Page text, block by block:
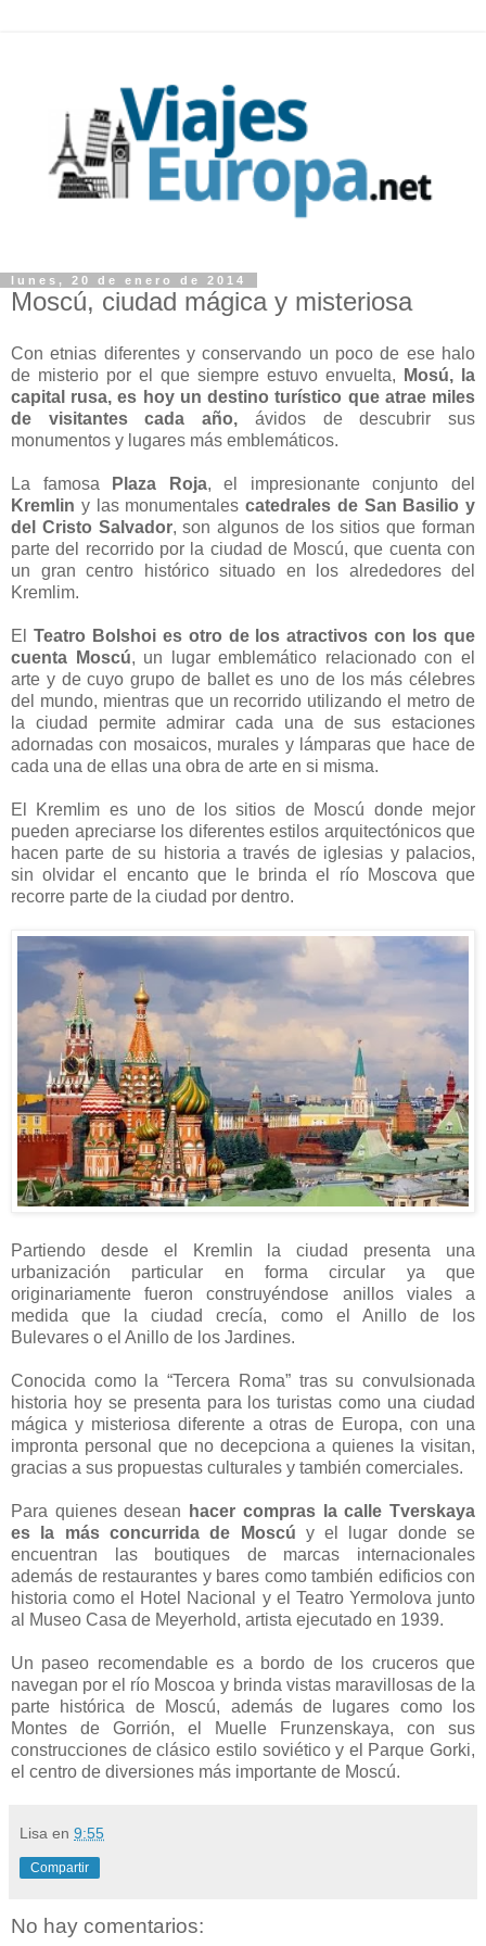
lunes, 20 de enero de 2014
Moscú, ciudad mágica y misteriosa
Con etnias diferentes y conservando un poco de ese halo
de misterio por el que siempre estuvo envuelta,
Mosú, la
capital rusa, es hoy un destino turístico que atrae miles
de visitantes cada año, ávidos de descubrir sus
monumentos y lugares más emblemáticos.
La famosa Plaza Roja, el impresionante conjunto del
Kremlin y las monumentales catedrales de San Basilio y
del Cristo Salvador, son algunos de los sitios que forman
parte del recorrido por la ciudad de Moscú, que cuenta con
un gran centro histórico situado en los alrededores del
Kremlim.
El
Teatro Bolshoi es otro de los atractivos con los que
cuenta Moscú, un lugar emblemático relacionado con el
arte y de cuyo grupo de ballet es uno de los más célebres
del mundo, mientras que un recorrido utilizando el metro de
la ciudad permite admirar cada una de sus estaciones
adornadas con mosaicos, murales y lámparas que hace de
cada una de ellas una obra de arte en si misma.
El Kremlim es uno de los sitios de Moscú donde mejor
pueden apreciarse los diferentes estilos arquitectónicos que
hacen parte de su historia a través de iglesias y palacios,
sin olvidar el encanto que le brinda el río Moscova que
recorre parte de la ciudad por dentro.
Partiendo desde el Kremlin la ciudad presenta una
urbanización particular en forma circular ya que
originariamente fueron construyéndose anillos viales a
medida que la ciudad crecía, como el Anillo de los
Bulevares o el Anillo de los Jardines.
Conocida como la “Tercera Roma” tras su convulsionada
historia hoy se presenta para los turistas como una ciudad
mágica y misteriosa diferente a otras de Europa, con una
impronta personal que no decepciona a quienes la visitan,
gracias a sus propuestas culturales y también comerciales.
Para quienes desean hacer compras la calle Tverskaya
es la más concurrida de Moscú y el lugar donde se
encuentran las boutiques de marcas internacionales
además de restaurantes y bares como también edificios con
historia como el Hotel Nacional y el Teatro Yermolova junto
al Museo Casa de Meyerhold, artista ejecutado en 1939.
Un paseo recomendable es a bordo de los cruceros que
navegan por el río Moscoa y brinda vistas maravillosas de la
parte histórica de Moscú, además de lugares como los
Montes de Gorrión, el Muelle Frunzenskaya, con sus
construcciones de clásico estilo soviético y el Parque Gorki,
el centro de diversiones más importante de Moscú.
Lisa en 9:55
Compartir
No hay comentarios: